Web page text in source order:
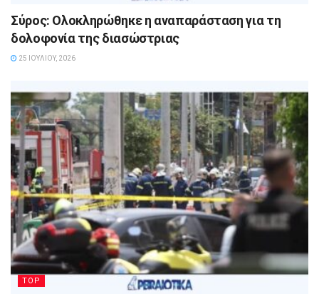
Σύρος: Ολοκληρώθηκε η αναπαράσταση για τη
δολοφονία της διασώστριας
25 ΙΟΥΛΊΟΥ, 2026
TOP